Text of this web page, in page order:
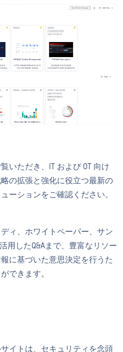
いただき、IT および OT 向け
の拡張と強化に役立つ最新の
ーションをご確認ください。
ィ、ホワイトペーパー、サン
用したQ&Aまで、豊富なリソー
に基づいた意思決定を行うた
できます。
イトは、セキュリティを念頭